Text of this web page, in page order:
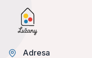
Adresa